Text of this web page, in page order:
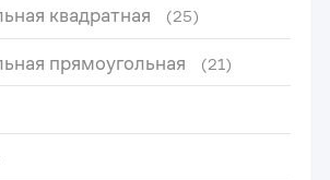
квадратная (25)
прямоугольная (21)